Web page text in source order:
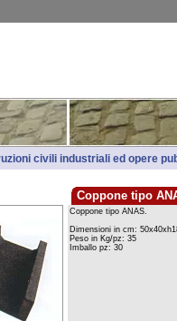
civili industriali ed opere
Coppone tipo